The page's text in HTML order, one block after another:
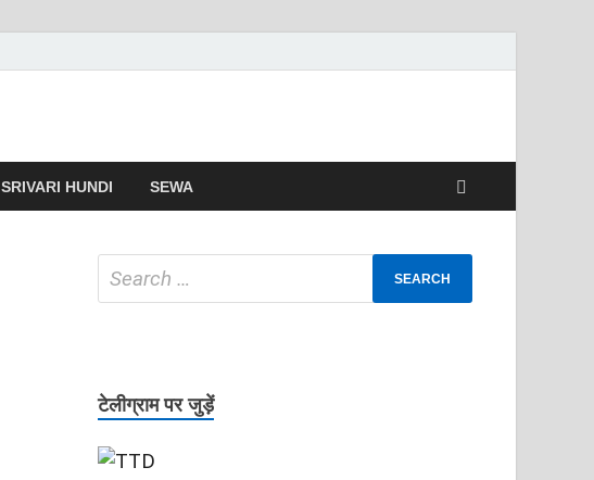
SRIVARI HUNDI SEWA
टेलीग्राम पर जुड़ें